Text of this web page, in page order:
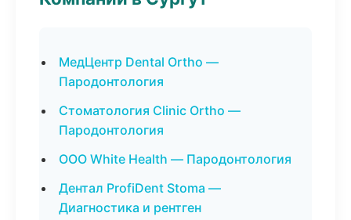
МедЦентр Dental Ortho —
Пародонтология
Стоматология Clinic Ortho —
Пародонтология
ООО White Health — Пародонтология
Дентал ProfiDent Stoma —
Диагностика и рентген